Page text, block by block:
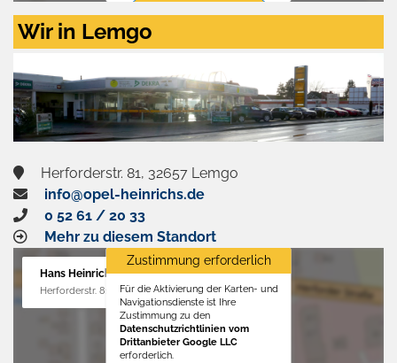
Zustimmen
aktivieren
Wir in Lemgo
Herforderstr. 81, 32657 Lemgo
info@opel-heinrichs.de
0 52 61 / 20 33
Mehr zu diesem Standort
Hans Heinrichs GmbH
Herforderstr. 81, 32657 Lemgo
Zustimmung erforderlich
Für die Aktivierung der Karten- und
Navigationsdienste ist Ihre
Zustimmung zu den
Datenschutzrichtlinien vom
Drittanbieter Google LLC
erforderlich.